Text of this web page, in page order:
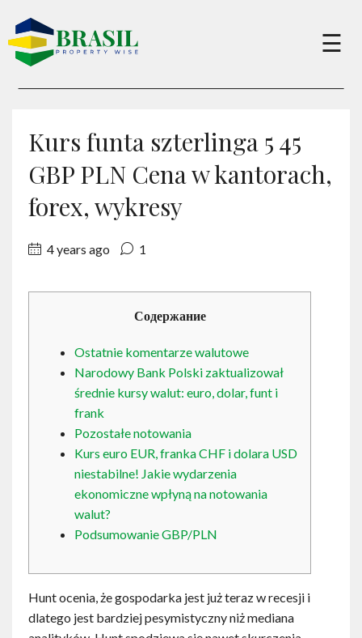
×
Sell
About
Contact
☰
Kurs funta szterlinga 5 45
GBP PLN Cena w kantorach,
forex, wykresy
4 years ago 1
Содержание
Ostatnie komentarze walutowe
Narodowy Bank Polski zaktualizował
średnie kursy walut: euro, dolar, funt i
frank
Pozostałe notowania
Kurs euro EUR, franka CHF i dolara USD
niestabilne! Jakie wydarzenia
ekonomiczne wpłyną na notowania
walut?
Podsumowanie GBP/PLN
Hunt ocenia, że gospodarka jest już teraz w recesji i
dlatego jest bardziej pesymistyczny niż mediana